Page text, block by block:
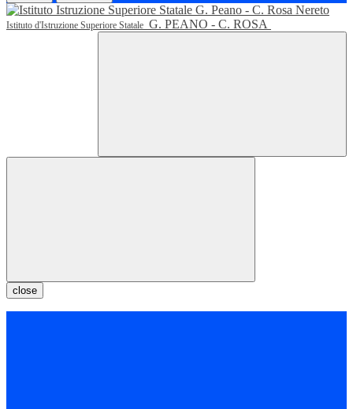
Istituto d'Istruzione Superiore Statale G. PEANO - C. ROSA
close